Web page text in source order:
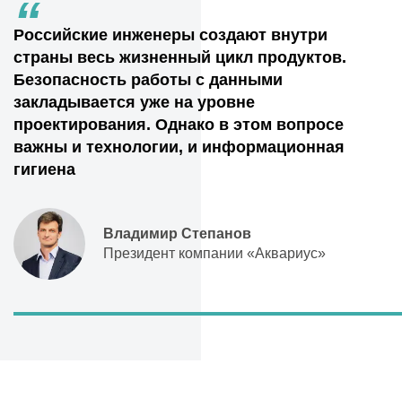
“
Российские инженеры создают внутри
страны весь жизненный цикл продуктов.
Безопасность работы с данными
закладывается уже на уровне
проектирования. Однако в этом вопросе
важны и технологии, и информационная
гигиена
Владимир Степанов
Президент компании «Аквариус»